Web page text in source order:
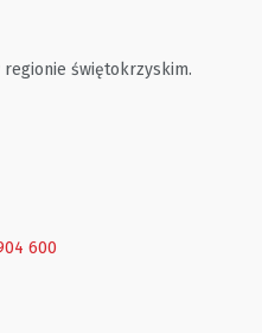
świętokrzyskim.
600